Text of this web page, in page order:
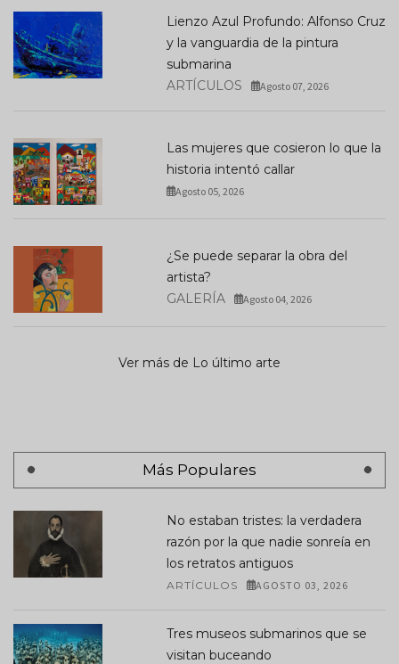
Lienzo Azul Profundo: Alfonso Cruz
y la vanguardia de la pintura
submarina
ARTÍCULOS
Agosto 07, 2026
Las mujeres que cosieron lo que la
historia intentó callar
Agosto 05, 2026
¿Se puede separar la obra del
artista?
GALERÍA
Agosto 04, 2026
Ver más de Lo último arte
Más Populares
No estaban tristes: la verdadera
razón por la que nadie sonreía en
los retratos antiguos
ARTÍCULOS AGOSTO 03, 2026
Tres museos submarinos que se
visitan buceando